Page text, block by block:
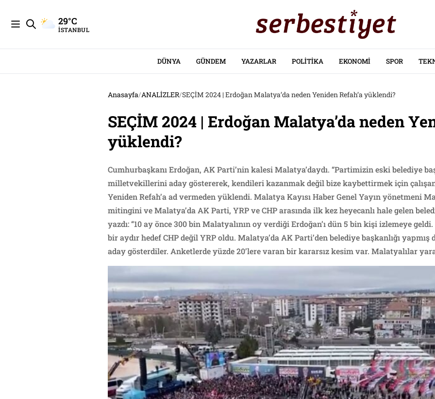
29°C
İSTANBUL
DÜNYA GÜNDEM YAZARLAR POLITIKA EKONOMI SPOR
Anasayfa/ANALİZLER/SEÇİM 2024 | Erdoğan Malatya’da neden Yeniden Refah’a yüklendi?
SEÇİM 2024 | Erdoğan Malatya’da neden
yüklendi?
Cumhurbaşkanı Erdoğan, AK Parti’nin kalesi Malatya’daydı. “Partimizin eski belediye
milletvekillerini aday göstererek, kendileri kazanmak değil bize kaybettirmek için
Yeniden Refah’a ad vermeden yüklendi. Malatya Kayısı Haber Genel Yayın yönetmeni
mitingini ve Malatya’da AK Parti, YRP ve CHP arasında ilk kez heyecanlı hale gelen
yazdı: “10 ay önce 300 bin Malatyalının oy verdiği Erdoğan’ı dün 5 bin kişi izlemeye
bir aydır hedef CHP değil YRP oldu. Malatya’da AK Parti’den belediye başkanlığı
aday gösterdiler. Anketlerde yüzde 20’lere varan bir kararsız kesim var. Malatyalılar